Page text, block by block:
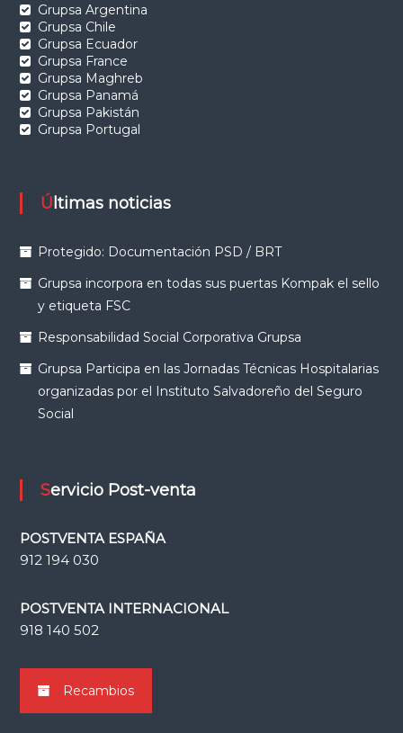
Grupsa Argentina
Grupsa Chile
Grupsa Ecuador
Grupsa France
Grupsa Maghreb
Grupsa Panamá
Grupsa Pakistán
Grupsa Portugal
Últimas noticias
Protegido: Documentación PSD / BRT
Grupsa incorpora en todas sus puertas Kompak el sello
y etiqueta FSC
Responsabilidad Social Corporativa Grupsa
Grupsa Participa en las Jornadas Técnicas Hospitalarias
organizadas por el Instituto Salvadoreño del Seguro
Social
Servicio Post-venta
POSTVENTA ESPAÑA
912 194 030
POSTVENTA INTERNACIONAL
918 140 502
Recambios